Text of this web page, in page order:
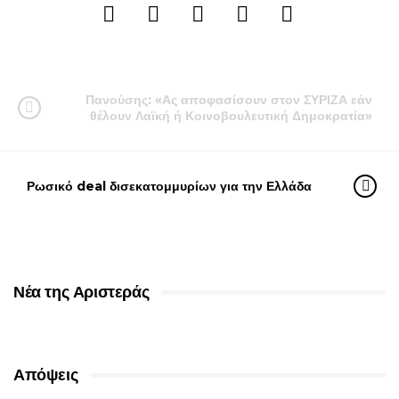
Πανούσης: «Ας αποφασίσουν στον ΣΥΡΙΖΑ εάν
θέλουν Λαϊκή ή Κοινοβουλευτική Δημοκρατία»
Ρωσικό deal δισεκατομμυρίων για την Ελλάδα
Νέα της Αριστεράς
Απόψεις